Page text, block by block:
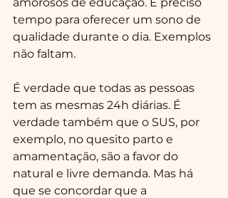
tempo para oferecer um sono de
qualidade durante o dia. Exemplos
não faltam.
É verdade que todas as pessoas
tem as mesmas 24h diárias. É
verdade também que o SUS, por
exemplo, no quesito parto e
amamentação, são a favor do
natural e livre demanda. Mas há
que se concordar que a